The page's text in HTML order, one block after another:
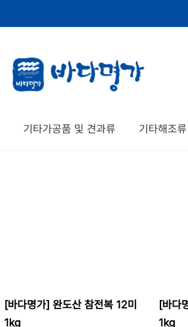
기타가공품 및 견과류 기타해조류
[바다명가] 완도산 참전복 12미
1kg
[바다
1kg